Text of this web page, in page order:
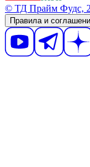
© ТД Прайм Фудс,
Правила и